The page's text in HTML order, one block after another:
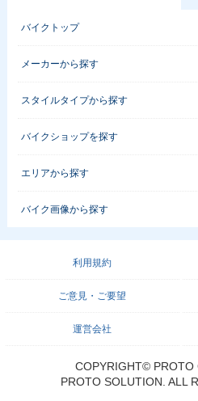
バイクトップ
メーカーから探す
スタイルタイプから探す
バイクショップを探す
エリアから探す
バイク画像から探す
利用規約
ご意見・ご要望
運営会社
COPYRIGHT© PROTO
PROTO SOLUTION. ALL